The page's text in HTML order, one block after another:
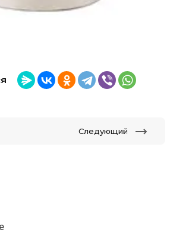
Следующий